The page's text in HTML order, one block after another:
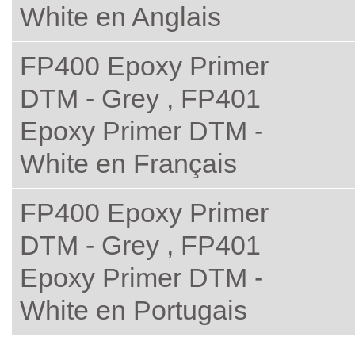
White en Anglais
FP400 Epoxy Primer
DTM - Grey , FP401
Epoxy Primer DTM -
White en Français
FP400 Epoxy Primer
DTM - Grey , FP401
Epoxy Primer DTM -
White en Portugais